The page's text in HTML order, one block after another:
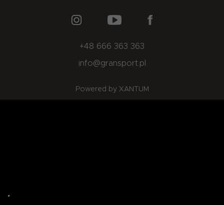
+48 666 363 363
info@gransport.pl
Powered by XANTUM